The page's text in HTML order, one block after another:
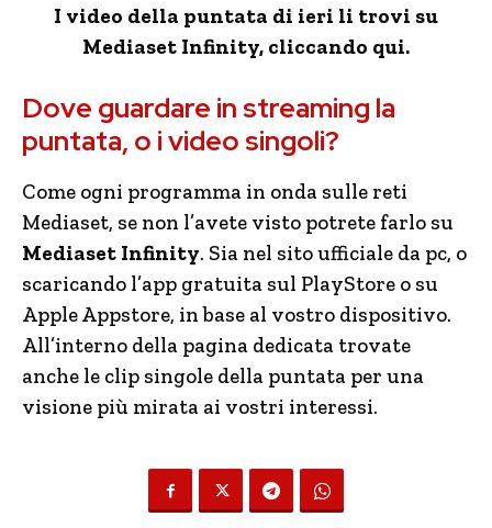
I video della puntata di ieri li trovi su
Mediaset Infinity, cliccando qui.
Dove guardare in streaming la
puntata, o i video singoli?
Come ogni programma in onda sulle reti
Mediaset, se non l’avete visto potrete farlo su
Mediaset Infinity. Sia nel sito ufficiale da pc, o
scaricando l’app gratuita sul PlayStore o su
Apple Appstore, in base al vostro dispositivo.
All’interno della pagina dedicata trovate
anche le clip singole della puntata per una
visione più mirata ai vostri interessi.